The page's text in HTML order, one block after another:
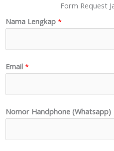
Form Request
Nama Lengkap *
Email *
Nomor Handphone (Whatsapp)